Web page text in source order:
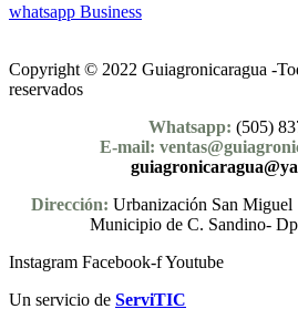
whatsapp Business
Copyright © 2022 Guiagronicaragua -
reservados
Whatsapp: (505)
E-mail:
Dirección: Urbanización San
Municipio de C. Sandino-
Instagram Facebook-fYoutube
Un servicio de ServiTIC